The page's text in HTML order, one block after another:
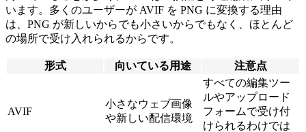
います。多くのユーザーが AVIF を PNG に変換する理由
は、PNG が新しいからでも小さいからでもなく、ほとんど
の場所で受け入れられるからです。
形式 向いている用途 注意点
AVIF
小さなウェブ画像
や新しい配信環境
すべての編集ツー
ルやアップロード
フォームで受け付
けられるわけでは